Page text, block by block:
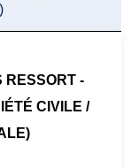
RESSORT -
CIVILE /